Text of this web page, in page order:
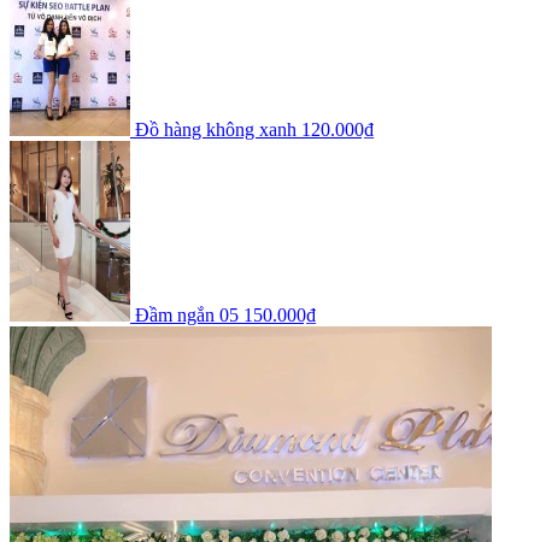
Đồ hàng không xanh 120.000₫
Đầm ngắn 05 150.000₫